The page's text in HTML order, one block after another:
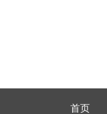
首页